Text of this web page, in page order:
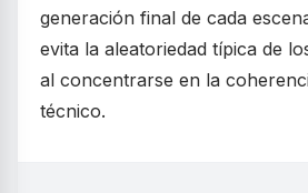
generación final de cada
evita la aleatoriedad típica de
al concentrarse en la
técnico.